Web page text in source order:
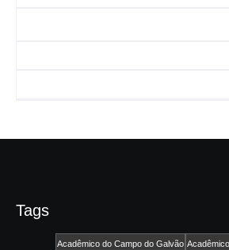
Tags
Acadêmico do Campo do Galvão